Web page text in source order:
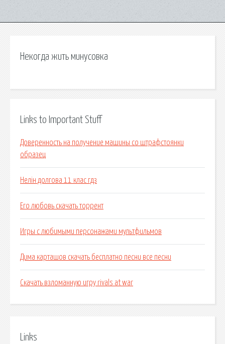
Некогда жить минусовка
Links to Important Stuff
Доверенность на получение машины со штрафстоянки
образец
Нелін долгова 11 клас гдз
Его любовь скачать торрент
Игры с любимыми персонажами мультфильмов
Дима карташов скачать бесплатно песни все песни
Скачать взломанную игру rivals at war
Links